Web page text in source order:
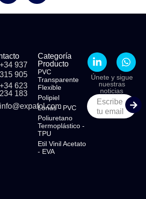
+34 937
315 905
+34 623
234 183
info@expafol.com
Categoría
Producto
PVC
Transparente
Flexible​
Polipiel​
Lonas - PVC​
Poliuretano
Termoplástico -
TPU​
Etil Vinil Acetato
- EVA​
Únete y sigue
nuestras
noticias
Escribe
tu email